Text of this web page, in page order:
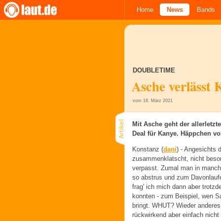
Home News Bands
DOUBLETIME
Asche verlässt
vom 18. März 2021
Mit Asche geht der
Deal für Kanye. Häppchen
Konstanz (dani) - Angesichts
zusammenklatscht, nicht
verpasst. Zumal man in
so abstrus und zum
frag' ich mich dann aber
konnten - zum Beispiel, wen
bringt. WHUT? Wieder
rückwirkend aber einfach